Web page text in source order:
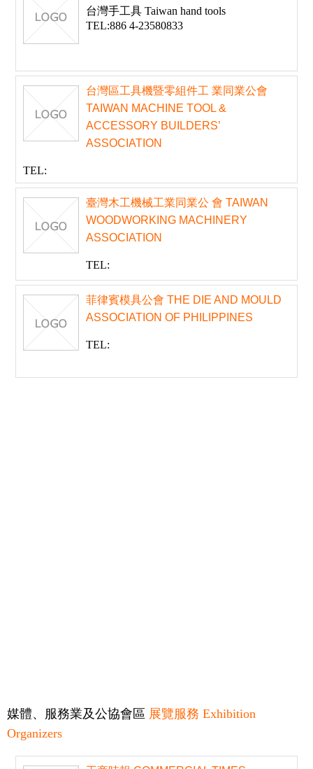
台灣手工具 Taiwan hand tools
TEL:886 4-23580833
台灣區工具機暨零組件工 業同業公會
TAIWAN MACHINE TOOL &
ACCESSORY BUILDERS’
ASSOCIATION
TEL:
臺灣木工機械工業同業公 會 TAIWAN
WOODWORKING MACHINERY
ASSOCIATION
TEL:
菲律賓模具公會 THE DIE AND MOULD
ASSOCIATION OF PHILIPPINES
TEL:
媒體、服務業及公協會區 展覽服務 Exhibition
Organizers